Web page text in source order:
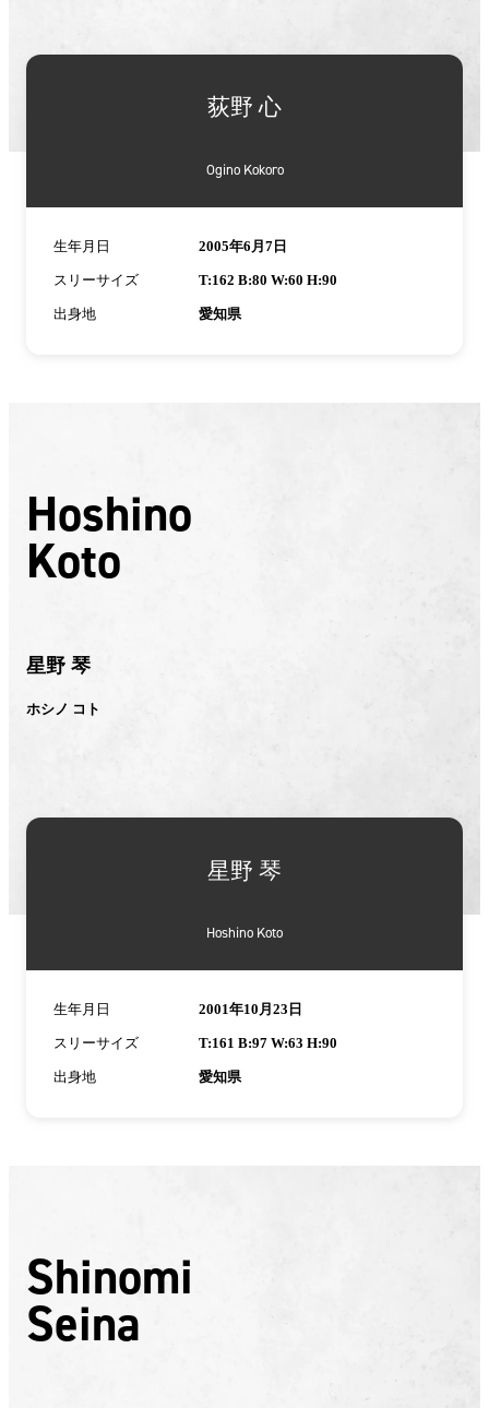
荻野 心
Ogino Kokoro
生年月日 2005年6月7日
スリーサイズ T:162 B:80 W:60 H:90
出身地 愛知県
Hoshino
Koto
星野 琴
ホシノ コト
星野 琴
Hoshino Koto
生年月日 2001年10月23日
スリーサイズ T:161 B:97 W:63 H:90
出身地 愛知県
Shinomi
Seina